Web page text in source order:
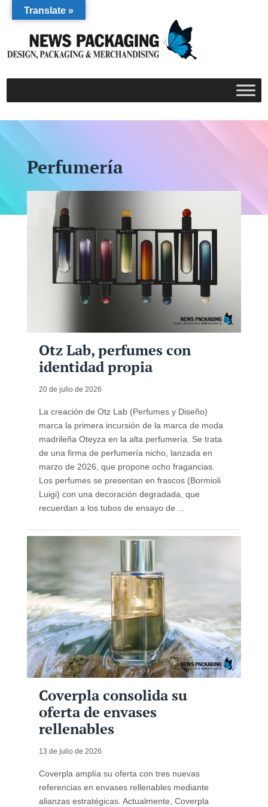
Perfumería
Otz Lab, perfumes con
identidad propia
20 de julio de 2026
La creación de Otz Lab (Perfumes y Diseño)
marca la primera incursión de la marca de moda
madrileña Oteyza en la alta perfumería. Se trata
de una firma de perfumería nicho, lanzada en
marzo de 2026, que propone ocho fragancias.
Los perfumes se presentan en frascos (Bormioli
Luigi) con una decoración degradada, que
recuerdan a los tubos de ensayo de ...
Coverpla consolida su
oferta de envases
rellenables
13 de julio de 2026
Coverpla amplía su oferta con tres nuevas
referencias en envases rellenables mediante
alianzas estratégicas. Actualmente, Coverpla
Translate »